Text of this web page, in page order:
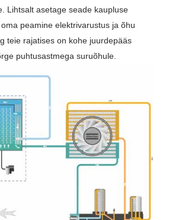
Lihtsalt asetage seade kaupluse
peamine elektrivarustus ja õhu
teie rajatises on kohe juurdepääs
puhtusastmega suruõhule.